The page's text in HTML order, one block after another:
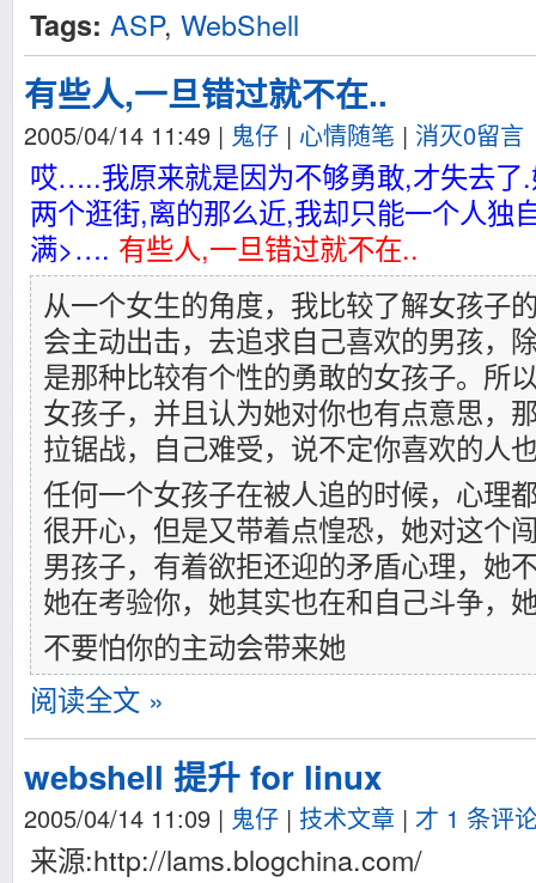
Tags: ASP, WebShell
有些人,一旦错过就不在..
2005/04/14 11:49 | 鬼仔 | 心情随笔 | 消灭0留言
哎…..我原来就是因为不够勇敢,才失去了
两个逛街,离的那么近,我却只能一个人独
满>…. 有些人,一旦错过就不在..
从一个女生的角度，我比较了解女孩子
会主动出击，去追求自己喜欢的男孩，
是那种比较有个性的勇敢的女孩子。所
女孩子，并且认为她对你也有点意思，
拉锯战，自己难受，说不定你喜欢的人
任何一个女孩子在被人追的时候，心理
很开心，但是又带着点惶恐，她对这个
男孩子，有着欲拒还迎的矛盾心理，她
她在考验你，她其实也在和自己斗争，
不要怕你的主动会带来她
阅读全文 »
webshell 提升 for linux
2005/04/14 11:09 | 鬼仔 | 技术文章 | 才 1 条评
来源:http://lams.blogchina.com/